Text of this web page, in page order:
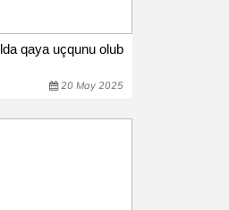
qaya uçqunu olub
20 May 2025